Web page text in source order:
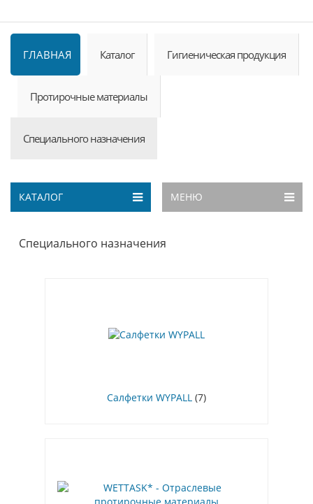
ГЛАВНАЯ Каталог Гигиеническая продукция
Протирочные материалы
Специального назначения
КАТАЛОГ МЕНЮ
Специального назначения
Салфетки WYPALL (7)